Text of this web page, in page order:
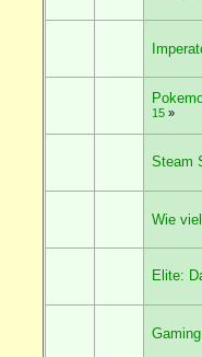
15»
Steam
Wie
Elite: